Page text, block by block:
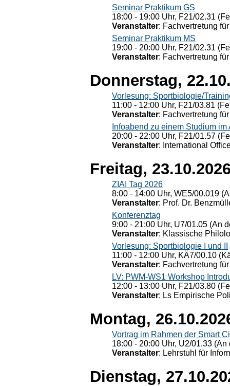
Seminar Praktikum GS
18:00 - 19:00 Uhr, F21/02.31
Veranstalter: Fachvertretung
Seminar Praktikum MS
19:00 - 20:00 Uhr, F21/02.31
Veranstalter: Fachvertretung
Donnerstag,
Vorlesung: Sportbiologie/
11:00 - 12:00 Uhr, F21/03.81
Veranstalter: Fachvertretung
Infoabend zu einem Studium im
20:00 - 22:00 Uhr, F21/01.57
Veranstalter: International
Freitag,
ZIAI Tag 2026
8:00 - 14:00 Uhr, WE5/00.019
Veranstalter: Prof. Dr.
Konferenztag
9:00 - 21:00 Uhr, U7/01.05 (An
Veranstalter: Klassische
Vorlesung: Sportbiologie I und II
11:00 - 12:00 Uhr, KÄ7/00.10
Veranstalter: Fachvertretung
LV: PWM-WS1 Workshop
12:00 - 13:00 Uhr, F21/03.80
Veranstalter: Ls Empirische
Montag,
Vortrag im Rahmen der Smart
18:00 - 20:00 Uhr, U2/01.33
Veranstalter: Lehrstuhl für
Dienstag,